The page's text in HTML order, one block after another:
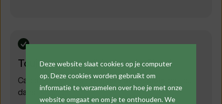
Deze website slaat cookies op je computer
op. Deze cookies worden gebruikt om
informatie te verzamelen over hoe je met onze
website omgaat en om je te onthouden. We
Toujours accessible dans le Cloud
Cafca Software esttoujours accessible
dans le monde.